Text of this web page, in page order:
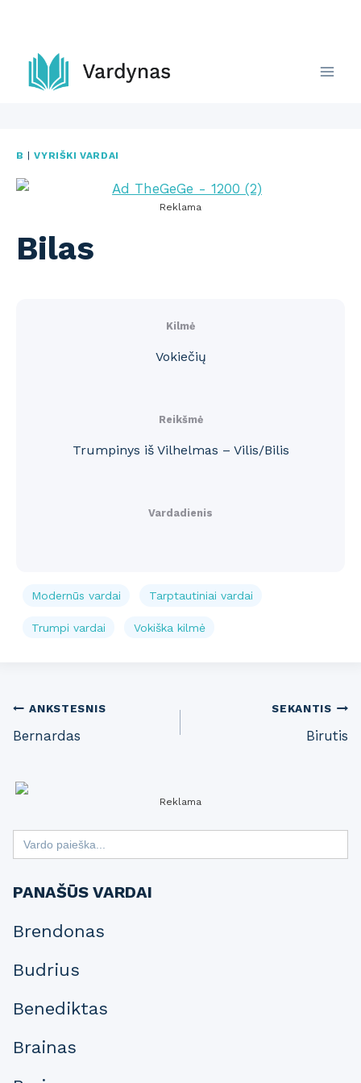
content
B |VYRIŠKI VARDAI
Reklama
Bilas
Kilmė
Vokiečių
Reikšmė
Trumpinys iš Vilhelmas – Vilis/Bilis
Vardadienis
Modernūs vardai Tarptautiniai vardai
Trumpi vardai Vokiška kilmė
Post
navigation
ANKSTESNIS
Bernardas
SEKANTIS
Birutis
Reklama
Search
for:
PANAŠŪS VARDAI
Brendonas
Budrius
Benediktas
Brainas